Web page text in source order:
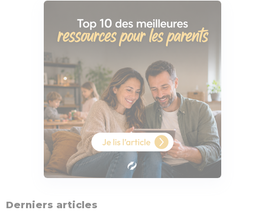
Derniers articles